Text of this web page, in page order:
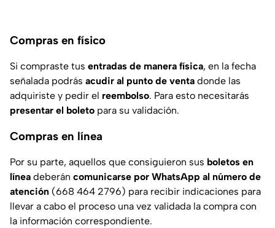
Compras en físico
Si compraste tus entradas de manera física, en la fecha
señalada podrás acudir al punto de venta donde las
adquiriste y pedir el reembolso. Para esto necesitarás
presentar el boleto para su validación.
Compras en línea
Por su parte, aquellos que consiguieron sus boletos en
línea deberán comunicarse por WhatsApp al número de
atención (668 464 2796) para recibir indicaciones para
llevar a cabo el proceso una vez validada la compra con
la información correspondiente.